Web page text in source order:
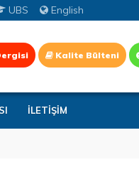
UBS English
Kalite Bülteni
İLETİŞİM